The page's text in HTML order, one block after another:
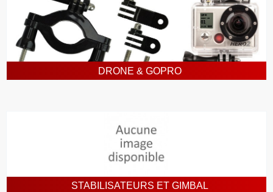
DRONE & GOPRO
STABILISATEURS ET GIMBAL